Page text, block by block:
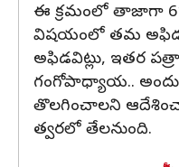
ఈ క్రమంలో తాజాగా
విషయంలో తమ
అఫిడవిట్లు, ఇతర
గంగోపాధ్యాయ..
తొలగించాలని
త్వరలో తేలనుంది.